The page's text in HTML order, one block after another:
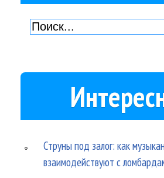
Струны под залог: как
взаимодействуют с